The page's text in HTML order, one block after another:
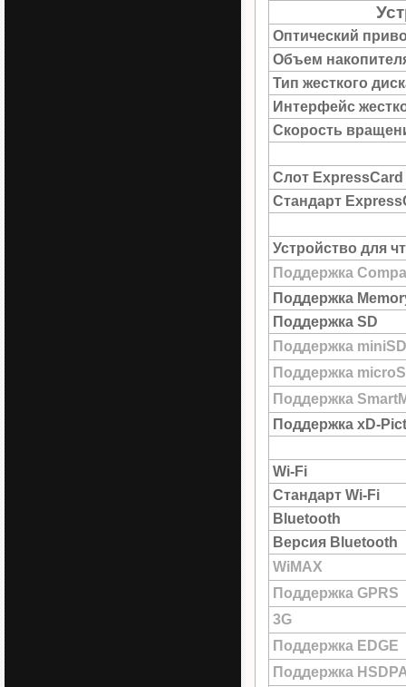
Оптический
Объем
Тип жесткого
Интерфейс
Скорость
Слот ExpressCard
Стандарт
Устройство для
Поддержка
Поддержка
Поддержка SD
Поддержка miniSD
Поддержка
Поддержка
Поддержка xD-
Wi-Fi
Стандарт Wi-Fi
Bluetooth
Версия Bluetooth
WiMAX
Поддержка GPRS
3G
Поддержка EDGE
Поддержка